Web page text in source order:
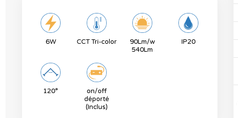
6W CCT Tri-color
90Lm/w
540Lm
IP20
120°
on/off
déporté
(Inclus)